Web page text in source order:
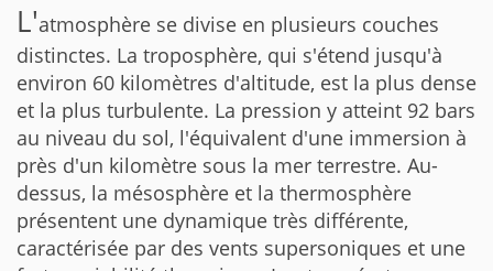
L'atmosphère se divise en plusieurs couches
distinctes. La troposphère, qui s'étend jusqu'à
environ 60 kilomètres d'altitude, est la plus dense
et la plus turbulente. La pression y atteint 92 bars
au niveau du sol, l'équivalent d'une immersion à
près d'un kilomètre sous la mer terrestre. Au-
dessus, la mésosphère et la thermosphère
présentent une dynamique très différente,
caractérisée par des vents supersoniques et une